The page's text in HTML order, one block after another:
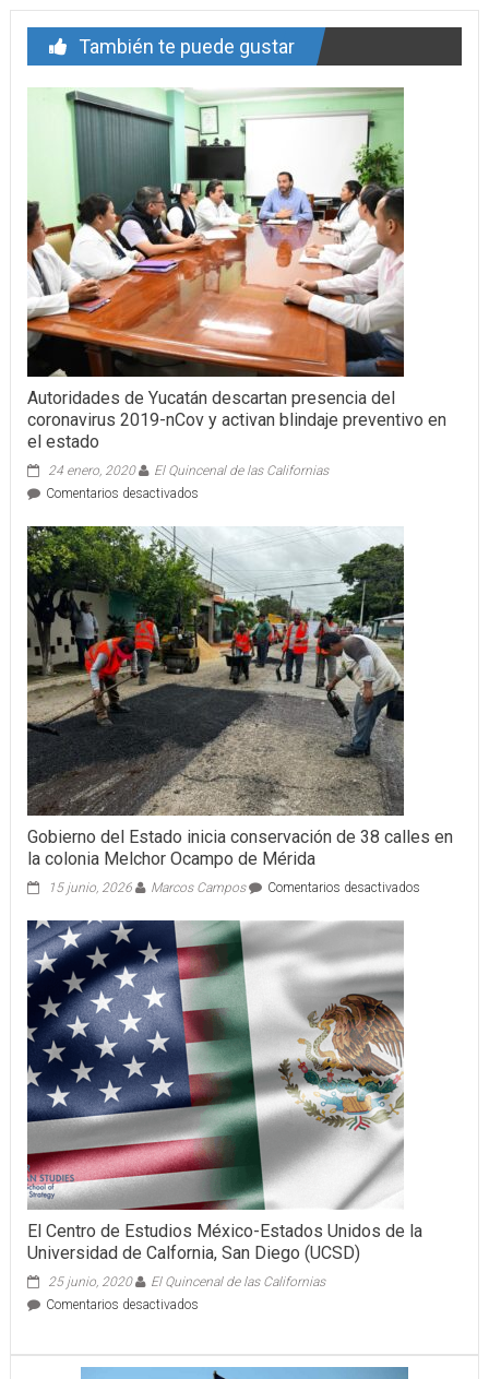
También te puede gustar
Autoridades de Yucatán descartan presencia del
coronavirus 2019-nCov y activan blindaje preventivo en
el estado
24 enero, 2020
El Quincenal de las Californias
Comentarios desactivadosen
de
Yucatán
descartan
presencia
del
coronavirus
2019-
nCov
y
activan
blindaje
preventivo
en
el
estado
Gobierno del Estado inicia conservación de 38 calles en
la colonia Melchor Ocampo de Mérida
15 junio, 2026 Marcos Campos Comentarios desactivadosen
El Centro de Estudios México-Estados Unidos de la
Universidad de Calfornia, San Diego (UCSD)
25 junio, 2020
El Quincenal de las Californias
Comentarios desactivadosen